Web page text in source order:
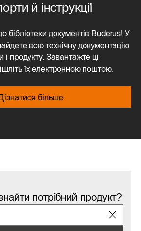
й інструкції
бібліотеки документів Buderus! У
всю технічну документацію
продукту. Завантажте ці
їх електронною поштою.
більше
потрібний продукт?